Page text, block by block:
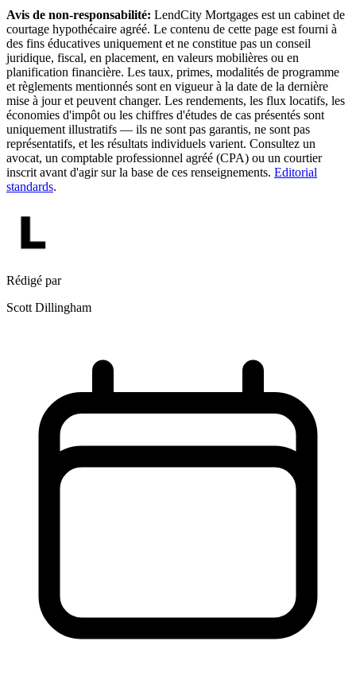
Avis de non-responsabilité: LendCity Mortgages est un cabinet de
courtage hypothécaire agréé. Le contenu de cette page est fourni à
des fins éducatives uniquement et ne constitue pas un conseil
juridique, fiscal, en placement, en valeurs mobilières ou en
planification financière. Les taux, primes, modalités de programme
et règlements mentionnés sont en vigueur à la date de la dernière
mise à jour et peuvent changer. Les rendements, les flux locatifs, les
économies d'impôt ou les chiffres d'études de cas présentés sont
uniquement illustratifs — ils ne sont pas garantis, ne sont pas
représentatifs, et les résultats individuels varient. Consultez un
avocat, un comptable professionnel agréé (CPA) ou un courtier
inscrit avant d'agir sur la base de ces renseignements. Editorial
standards.
Rédigé par
Scott Dillingham